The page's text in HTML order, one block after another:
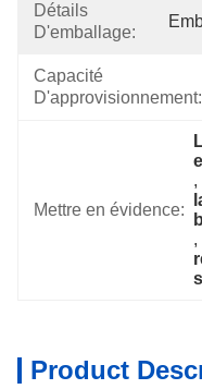
Détails
D'emballage:
Capacité
D'approvisionnement:
Mettre en évidence:
,
,
Product